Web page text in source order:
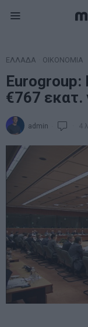
ΕΛΛΑΔΑ ΟΙΚΟΝΟΜΙΑ
Eurogroup:
€767 εκατ.
admin 4